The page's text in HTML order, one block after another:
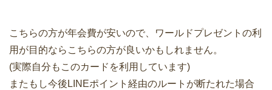
こちらの方が年会費が安いので、ワールドプレゼントの利
用が目的ならこちらの方が良いかもしれません。
(実際自分もこのカードを利用しています)
またもし今後LINEポイント経由のルートが断たれた場合